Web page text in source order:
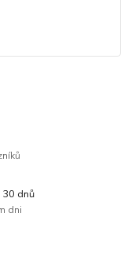
30 dnů
dni